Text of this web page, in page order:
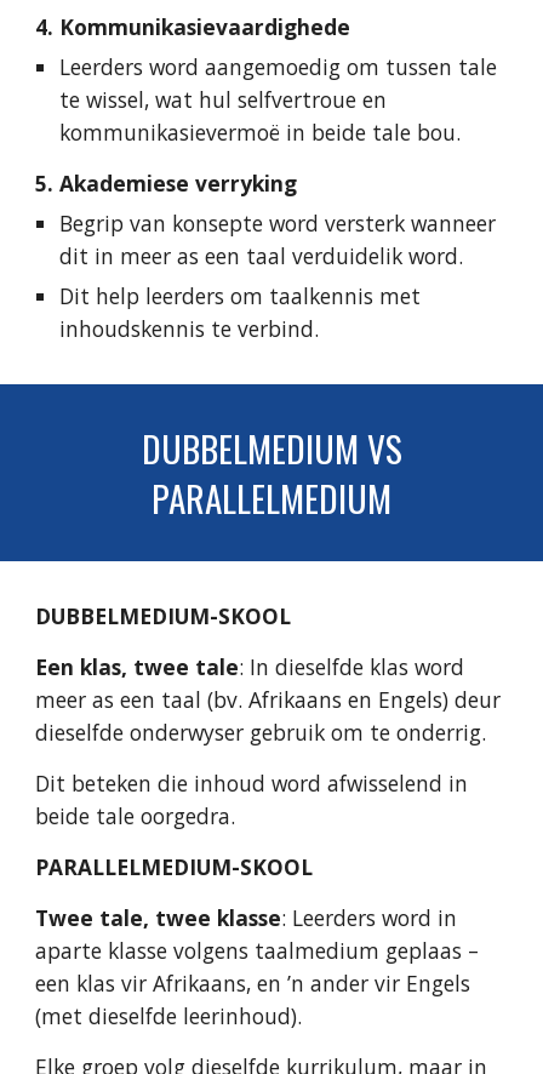
4. Kommunikasievaardighede
Leerders word aangemoedig om tussen tale
te wissel, wat hul selfvertroue en
kommunikasievermoë in beide tale bou.
5. Akademiese verryking
Begrip van konsepte word versterk wanneer
dit in meer as een taal verduidelik word.
Dit help leerders om taalkennis met
inhoudskennis te verbind.
DUBBELMEDIUM VS
PARALLELMEDIUM
DUBBELMEDIUM-SKOOL
Een klas, twee tale: In dieselfde klas word
meer as een taal (bv. Afrikaans en Engels) deur
dieselfde onderwyser gebruik om te onderrig.
Dit beteken die inhoud word afwisselend in
beide tale oorgedra.
PARALLELMEDIUM-SKOOL
Twee tale, twee klasse: Leerders word in
aparte klasse volgens taalmedium geplaas –
een klas vir Afrikaans, en ’n ander vir Engels
(met dieselfde leerinhoud).
Elke groep volg dieselfde kurrikulum, maar in